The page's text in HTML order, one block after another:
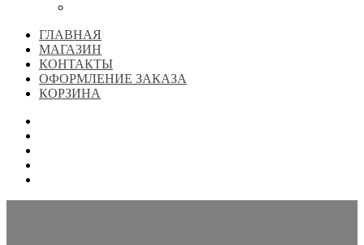
ГЛАВНАЯ
МАГАЗИН
КОНТАКТЫ
ОФОРМЛЕНИЕ ЗАКАЗА
КОРЗИНА